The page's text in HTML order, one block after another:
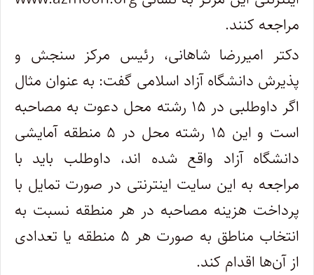
مراجعه کنند.
دکتر امیررضا شاهانی، رئیس مرکز سنجش و
پذیرش دانشگاه آزاد اسلامی گفت: به عنوان مثال
اگر داوطلبی در ۱۵ رشته محل دعوت به مصاحبه
است و این ۱۵ رشته محل در ۵ منطقه آمایشی
دانشگاه آزاد واقع شده اند، داوطلب باید با
مراجعه به این سایت اینترنتی در صورت تمایل با
پرداخت هزینه مصاحبه در هر منطقه نسبت به
انتخاب مناطق به صورت هر ۵ منطقه یا تعدادی
از آن‌ها اقدام کند.